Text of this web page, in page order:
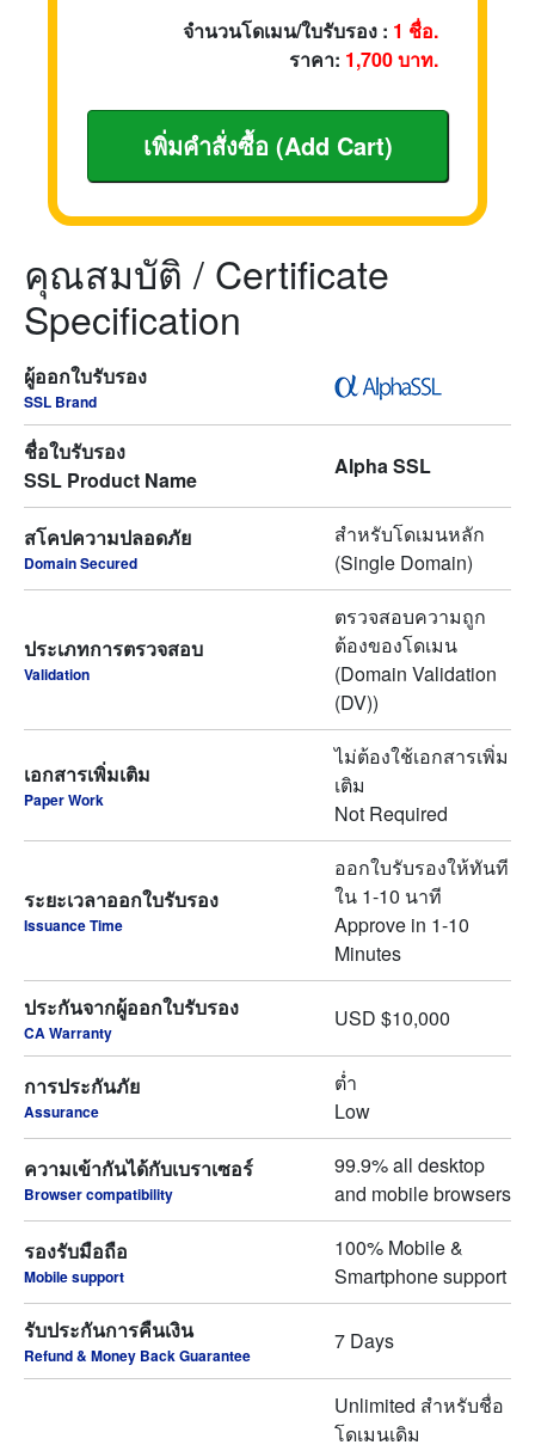
จำนวนโดเมน/ใบรับรอง : 1 ชื่อ.
ราคา: 1,700บาท.
คุณสมบัติ / Certificate
Specification
ผู้ออกใบรับรอง
SSL Brand
ชื่อใบรับรอง
SSL Product Name
Alpha SSL
สโคปความปลอดภัย
Domain Secured
สำหรับโดเมนหลัก
(Single Domain)
ประเภทการตรวจสอบ
Validation
ตรวจสอบความถูก
ต้องของโดเมน
(Domain Validation
(DV))
เอกสารเพิ่มเติม
Paper Work
ไม่ต้องใช้เอกสารเพิ่ม
เติม
Not Required
ระยะเวลาออกใบรับรอง
Issuance Time
ออกใบรับรองให้ทันที
ใน 1-10 นาที
Approve in 1-10
Minutes
ประกันจากผู้ออกใบรับรอง
CA Warranty
USD $10,000
การประกันภัย
Assurance
ต่ำ
Low
ความเข้ากันได้กับเบราเซอร์
Browser compatibility
99.9% all desktop
and mobile browsers
รองรับมือถือ
Mobile support
100% Mobile &
Smartphone support
รับประกันการคืนเงิน
Refund & Money Back Guarantee
7 Days
Unlimited สำหรับชื่อ
โดเมนเดิม